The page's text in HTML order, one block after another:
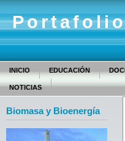
INICIO EDUCACIÓN
NOTICIAS
Biomasa y Bioenergía